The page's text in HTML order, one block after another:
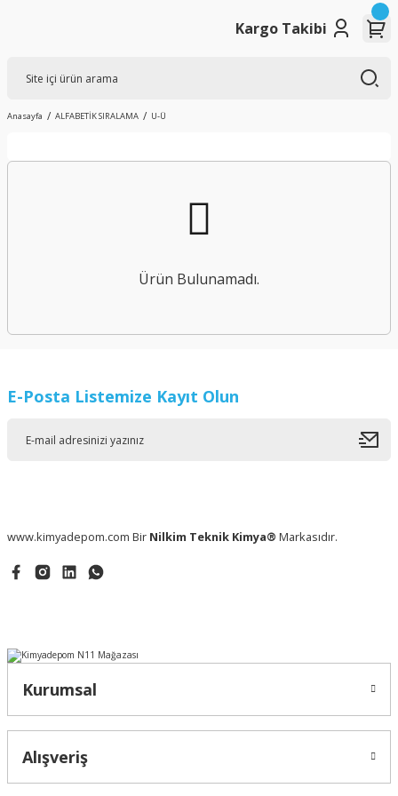
Kargo Takibi
Anasayfa ALFABETİK SIRALAMA U-Ü
Ürün Bulunamadı.
E-Posta Listemize Kayıt Olun
www.kimyadepom.com Bir Nilkim Teknik Kimya® Markasıdır.
Kurumsal
Alışveriş